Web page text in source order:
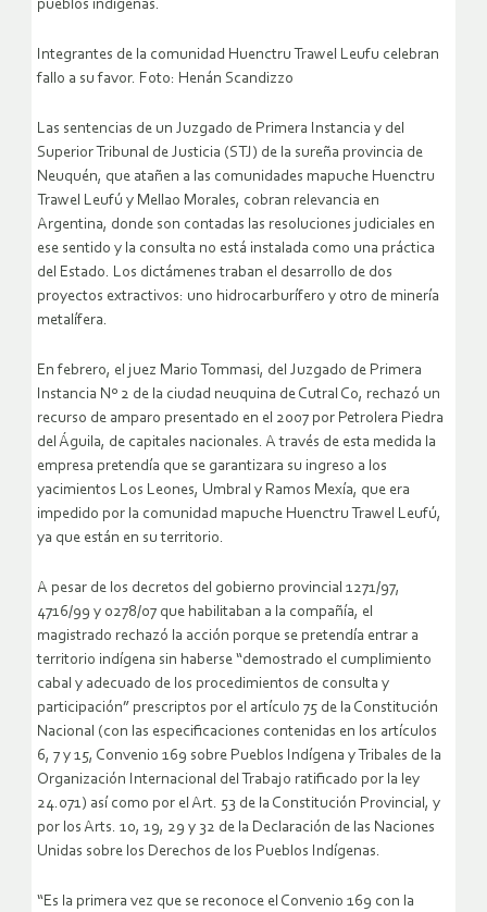
pueblos indígenas.
Integrantes de la comunidad Huenctru Trawel Leufu celebran
fallo a su favor. Foto: Henán Scandizzo
Las sentencias de un Juzgado de Primera Instancia y del
Superior Tribunal de Justicia (STJ) de la sureña provincia de
Neuquén, que atañen a las comunidades mapuche Huenctru
Trawel Leufú y Mellao Morales, cobran relevancia en
Argentina, donde son contadas las resoluciones judiciales en
ese sentido y la consulta no está instalada como una práctica
del Estado. Los dictámenes traban el desarrollo de dos
proyectos extractivos: uno hidrocarburífero y otro de minería
metalífera.
En febrero, el juez Mario Tommasi, del Juzgado de Primera
Instancia Nº 2 de la ciudad neuquina de Cutral Co, rechazó un
recurso de amparo presentado en el 2007 por Petrolera Piedra
del Águila, de capitales nacionales. A través de esta medida la
empresa pretendía que se garantizara su ingreso a los
yacimientos Los Leones, Umbral y Ramos Mexía, que era
impedido por la comunidad mapuche Huenctru Trawel Leufú,
ya que están en su territorio.
A pesar de los decretos del gobierno provincial 1271/97,
4716/99 y 0278/07 que habilitaban a la compañía, el
magistrado rechazó la acción porque se pretendía entrar a
territorio indígena sin haberse “demostrado el cumplimiento
cabal y adecuado de los procedimientos de consulta y
participación” prescriptos por el artículo 75 de la Constitución
Nacional (con las especificaciones contenidas en los artículos
6, 7 y 15, Convenio 169 sobre Pueblos Indígena y Tribales de la
Organización Internacional del Trabajo ratificado por la ley
24.071) así como por el Art. 53 de la Constitución Provincial, y
por los Arts. 10, 19, 29 y 32 de la Declaración de las Naciones
Unidas sobre los Derechos de los Pueblos Indígenas.
“Es la primera vez que se reconoce el Convenio 169 con la